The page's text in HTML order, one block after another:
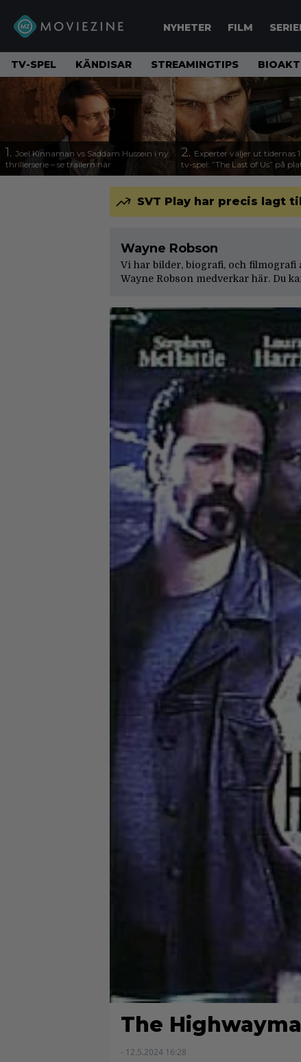
NYHETER FILM
TV-SPEL KÄNDISAR STREAMINGTIPS
1. Joel Kinnaman vs Saddam Hussein i ny
thrillerserie – se trailern här
2. Experter väljer ut tidernas
tv-spel: ”The Last of Us” på
SVT Play har precis lagt
Wayne Robson
Vi har bilder, biografi, och filmografi
Wayne Robson medverkar här. Du
The
- 12.5.2024 16:28